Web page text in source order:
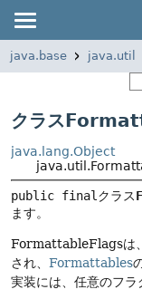
java.base java.util
クラス
java.lang.Object
public finalクラス
ます。
FormattableFlagsは、
され、 Formattables
実装には、任意のフラ